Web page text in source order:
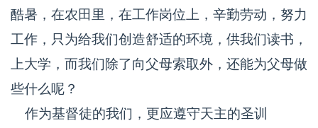
酷暑，在农田里，在工作岗位上，辛勤劳动，努力
工作，只为给我们创造舒适的环境，供我们读书，
上大学，而我们除了向父母索取外，还能为父母做
些什么呢？
作为基督徒的我们，更应遵守天主的圣训